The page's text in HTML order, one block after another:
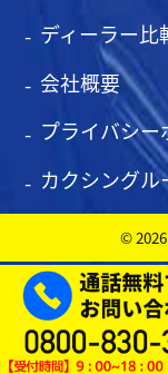
ディーラー比
会社概要
プライバシー
カクシングル
©